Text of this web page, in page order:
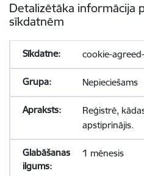
Detalizētāka informācija
sīkdatnēm
cookie-
Nepieciešams
Reģistrē,
apstiprinājis.
1 mēnesis